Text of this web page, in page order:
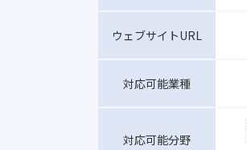
ウェブサイトURL
対応可能業種
対応可能分野